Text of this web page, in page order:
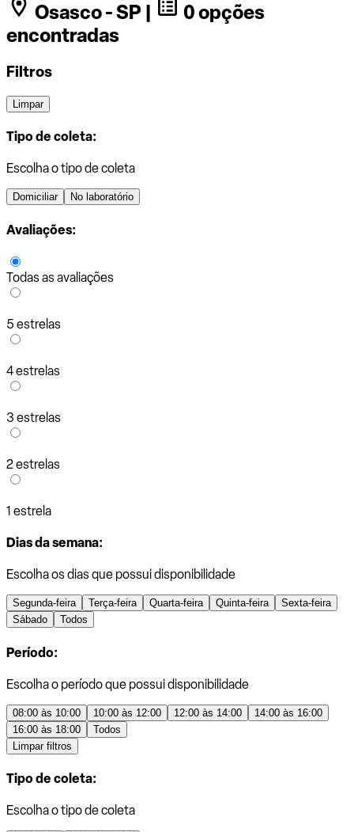
Osasco - SP |
0 opções
encontradas
Filtros
Limpar
Tipo de coleta:
Escolha o tipo de coleta
Domiciliar No laboratório
Avaliações:
Todas as avaliações
5 estrelas
4 estrelas
3 estrelas
2 estrelas
1 estrela
Dias da semana:
Escolha os dias que possui disponibilidade
Segunda-feira Terça-feira Quarta-feira Quinta-feira
Sexta-feira
Sábado
Todos
Período:
Escolha o período que possui disponibilidade
08:00 às 10:00 10:00 às 12:00 12:00 às 14:00
14:00 às 16:00
16:00 às 18:00
Todos
Limpar filtros
Tipo de coleta:
Escolha o tipo de coleta